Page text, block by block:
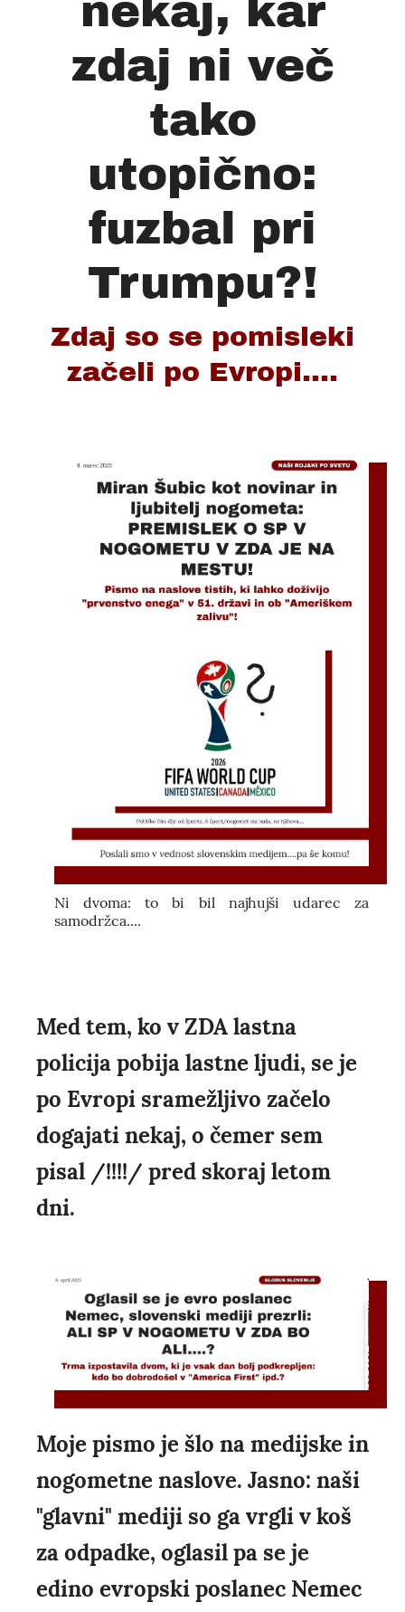
nekaj, kar
zdaj ni več
tako
utopično:
fuzbal pri
Trumpu?!
Zdaj so se pomisleki
začeli po Evropi....
Ni dvoma: to bi bil najhujši udarec za
samodržca....
Med tem, ko v ZDA lastna
policija pobija lastne ljudi, se je
po Evropi sramežljivo začelo
dogajati nekaj, o čemer sem
pisal /!!!!/ pred skoraj letom
dni.
Moje pismo je šlo na medijske in
nogometne naslove. Jasno: naši
"glavni" mediji so ga vrgli v koš
za odpadke, oglasil pa se je
edino evropski poslanec Nemec